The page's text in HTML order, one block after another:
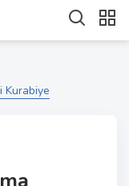
Kurabiye